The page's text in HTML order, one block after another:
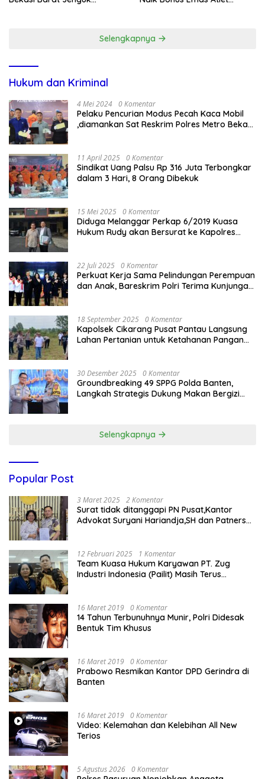
Selengkapnya
Hukum dan Kriminal
4 Mei 2024 0 Komentar
Pelaku Pencurian Modus Pecah Kaca Mobil
,diamankan Sat Reskrim Polres Metro Bekasi
11 April 2025 0 Komentar
Sindikat Uang Palsu Rp 316 Juta Terbongkar
dalam 3 Hari, 8 Orang Dibekuk
15 Mei 2025 0 Komentar
Diduga Melanggar Perkap 6/2019 Kuasa
Hukum Rudy akan Bersurat ke Kapolres
22 Juli 2025 0 Komentar
Perkuat Kerja Sama Pelindungan Perempuan
dan Anak, Bareskrim Polri Terima Kunjungan
18 September 2025 0 Komentar
Kapolsek Cikarang Pusat Pantau Langsung
Lahan Pertanian untuk Ketahanan Pangan
30 Desember 2025 0 Komentar
Groundbreaking 49 SPPG Polda Banten,
Langkah Strategis Dukung Makan Bergizi
Selengkapnya
Popular Post
3 Maret 2025 2 Komentar
Surat tidak ditanggapi PN Pusat,Kantor
Advokat Suryani Hariandja,SH dan Patners
12 Februari 2025 1 Komentar
Team Kuasa Hukum Karyawan PT. Zug
Industri Indonesia (Pailit) Masih Terus
16 Maret 2019 0 Komentar
14 Tahun Terbunuhnya Munir, Polri Didesak
Bentuk Tim Khusus
16 Maret 2019 0 Komentar
Prabowo Resmikan Kantor DPD Gerindra di
Banten
16 Maret 2019 0 Komentar
Video: Kelemahan dan Kelebihan All New
Terios
5 Agustus 2026 0 Komentar